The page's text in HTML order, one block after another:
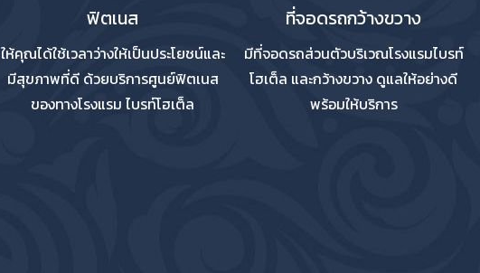
ฟิตเนส
ให้คุณได้ใช้เวลาว่างให้เป็นประโยชน์และ
มีสุขภาพที่ดี ด้วยบริการศูนย์ฟิตเนส
ของทางโรงแรม ไบรท์โฮเต็ล
ที่จอดรถกว้างขวาง
มีที่จอดรถส่วนตัวบริเวณโรงแรมไบรท์
โฮเต็ล และกว้างขวาง ดูแลให้อย่างดี
พร้อมให้บริการ